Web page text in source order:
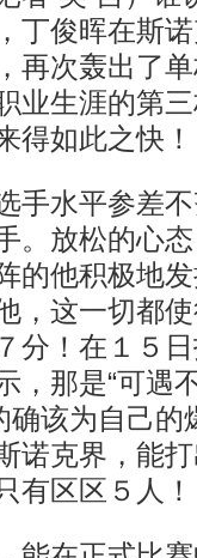
丁俊晖在斯
再次轰出了
业生涯的第
得如此之快！
水平参差不
。放松的心
的他积极地
，这一切都
分！在１５
，那是“可遇
确该为自己
诺克界，能
有区区５人！